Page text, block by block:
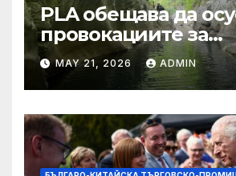
PLA обещава да
провокациите за
„независимост на
MAY 21, 2026 ADMIN